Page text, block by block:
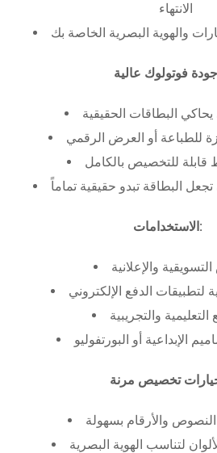
الانتهاء
والهوية البصرية الخاصة بك
البطاقات الحقيقية
للطباعة أو العرض الرقمي
للتخصيص بالكامل
البطاقة تبدو حقيقية تماماً
الاستخدامات:
والإعلانية
لتطبيقات الدفع الإلكتروني
التعليمية والتجريبية
الإبداعية أو البورتفوليو
النصوص والأرقام بسهولة
لتناسب الهوية البصرية